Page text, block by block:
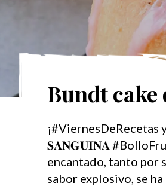
Bundt
𝐒𝐀𝐍𝐆𝐔𝐈𝐍𝐀
encantado, tanto por
sabor explosivo, se